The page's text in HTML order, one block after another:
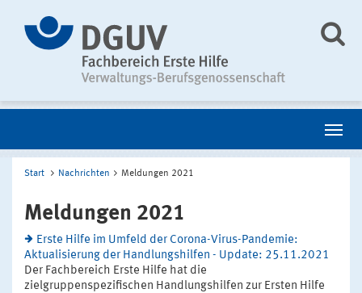
Start Nachrichten Meldungen 2021
Meldungen 2021
Erste Hilfe im Umfeld der Corona-Virus-Pandemie:
Aktualisierung der Handlungshilfen - Update: 25.11.2021
Der Fachbereich Erste Hilfe hat die
zielgruppenspezifischen Handlungshilfen zur Ersten Hilfe